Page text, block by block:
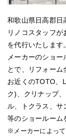
和歌山県日高郡日
リノコスタッフ
を代行いたします。
メーカーのショー
とで、リフォーム
お近くのTOTO、
ク)、クリナップ
ル、トクラス、サ
等のショールーム
※メーカーによって